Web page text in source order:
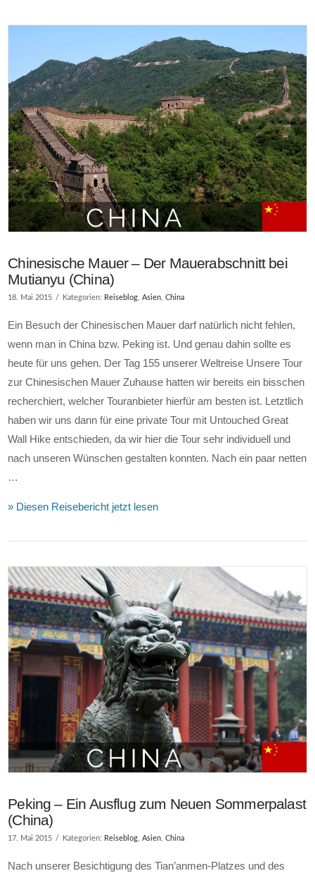
VIEW POST
Chinesische Mauer – Der Mauerabschnitt bei
Mutianyu (China)
18. Mai 2015 Kategorien: Reiseblog ,Asien ,China
Ein Besuch der Chinesischen Mauer darf natürlich nicht fehlen,
wenn man in China bzw. Peking ist. Und genau dahin sollte es
heute für uns gehen. Der Tag 155 unserer Weltreise Unsere Tour
zur Chinesischen Mauer Zuhause hatten wir bereits ein bisschen
recherchiert, welcher Touranbieter hierfür am besten ist. Letztlich
haben wir uns dann für eine private Tour mit Untouched Great
Wall Hike entschieden, da wir hier die Tour sehr individuell und
nach unseren Wünschen gestalten konnten. Nach ein paar netten
…
» Diesen Reisebericht jetzt lesen
Peking – Ein Ausflug zum Neuen Sommerpalast
(China)
17. Mai 2015 Kategorien: Reiseblog,Asien,China
Nach unserer Besichtigung des Tian’anmen-Platzes und des